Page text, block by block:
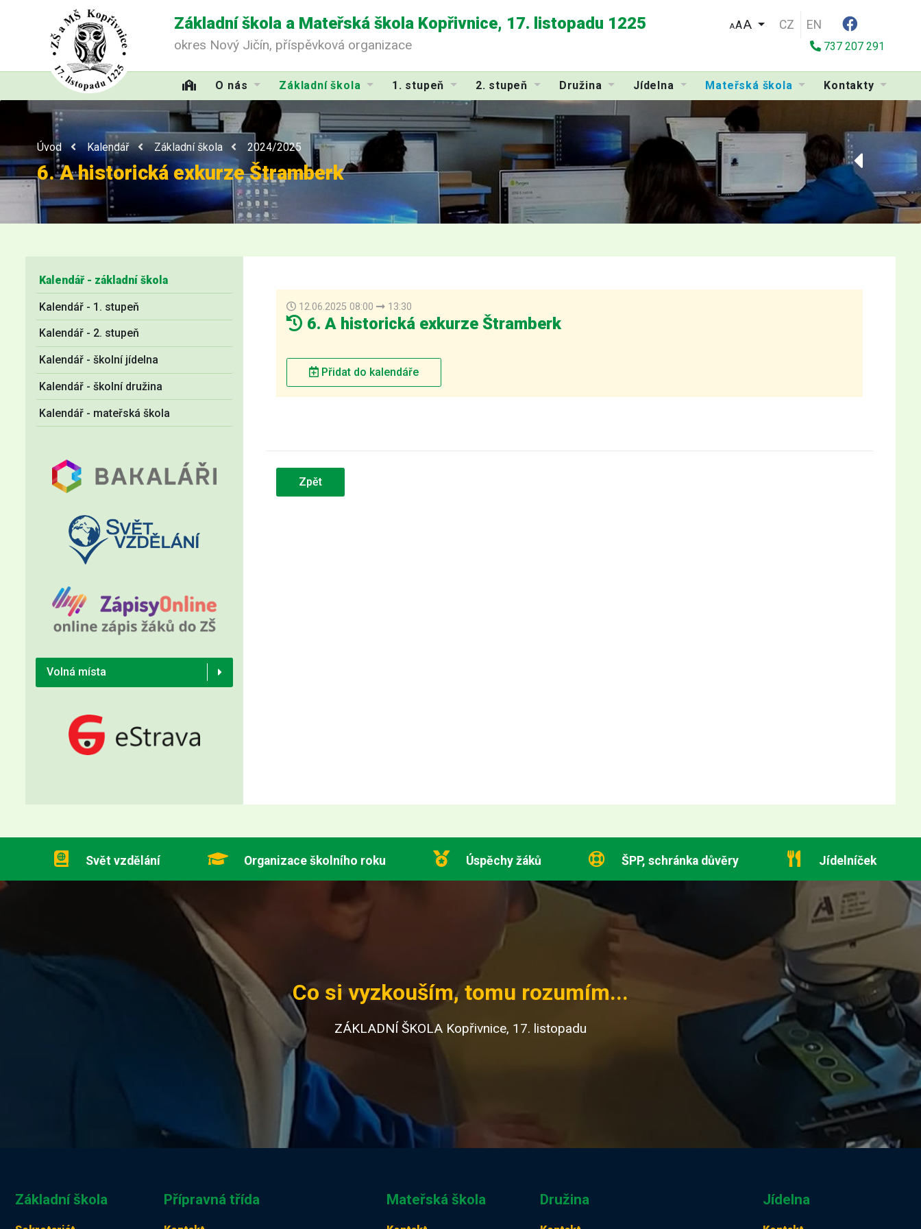
Základní škola a Mateřská škola Kopřivnice, 17. listopadu 1225
okres Nový Jičín, příspěvková organizace
AA CZ EN
737 207 291
O nás Základní škola 1. stupeň 2. stupeň Družina Jídelna Mateřská škola Kontakty
Úvod Kalendář Základní škola 2024/2025
6. A historická exkurze Štramberk
Kalendář - základní škola
Kalendář - 1. stupeň
Kalendář - 2. stupeň
Kalendář - školní jídelna
Kalendář - školní družina
Kalendář - mateřská škola
Volná místa
12.06.2025 08:00 13:30
6. A historická exkurze Štramberk
Přidat do kalendáře
Zpět
Svět vzdělání Organizace školního roku Úspěchy žáků ŠPP, schránka důvěry Jídelníček
Co si vyzkouším, tomu rozumím...
ZÁKLADNÍ ŠKOLA Kopřivnice, 17. listopadu
Základní škola Přípravná třída Mateřská škola Družina Jídelna